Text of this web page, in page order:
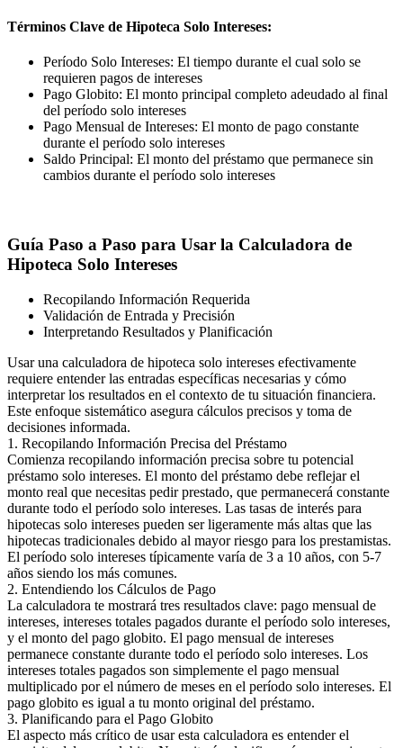
Términos Clave de Hipoteca Solo Intereses:
Período Solo Intereses: El tiempo durante el cual solo se
requieren pagos de intereses
Pago Globito: El monto principal completo adeudado al final
del período solo intereses
Pago Mensual de Intereses: El monto de pago constante
durante el período solo intereses
Saldo Principal: El monto del préstamo que permanece sin
cambios durante el período solo intereses
Guía Paso a Paso para Usar la Calculadora de
Hipoteca Solo Intereses
Recopilando Información Requerida
Validación de Entrada y Precisión
Interpretando Resultados y Planificación
Usar una calculadora de hipoteca solo intereses efectivamente
requiere entender las entradas específicas necesarias y cómo
interpretar los resultados en el contexto de tu situación financiera.
Este enfoque sistemático asegura cálculos precisos y toma de
decisiones informada.
1. Recopilando Información Precisa del Préstamo
Comienza recopilando información precisa sobre tu potencial
préstamo solo intereses. El monto del préstamo debe reflejar el
monto real que necesitas pedir prestado, que permanecerá constante
durante todo el período solo intereses. Las tasas de interés para
hipotecas solo intereses pueden ser ligeramente más altas que las
hipotecas tradicionales debido al mayor riesgo para los prestamistas.
El período solo intereses típicamente varía de 3 a 10 años, con 5-7
años siendo los más comunes.
2. Entendiendo los Cálculos de Pago
La calculadora te mostrará tres resultados clave: pago mensual de
intereses, intereses totales pagados durante el período solo intereses,
y el monto del pago globito. El pago mensual de intereses
permanece constante durante todo el período solo intereses. Los
intereses totales pagados son simplemente el pago mensual
multiplicado por el número de meses en el período solo intereses. El
pago globito es igual a tu monto original del préstamo.
3. Planificando para el Pago Globito
El aspecto más crítico de usar esta calculadora es entender el